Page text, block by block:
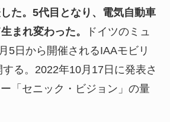
した。5代目となり、電気自動車
まれ変わった。
ドイツのミュ
5日から開催されるIAAモビリ
る。2022年10月17日に発表さ
「セニック・ビジョン」の量